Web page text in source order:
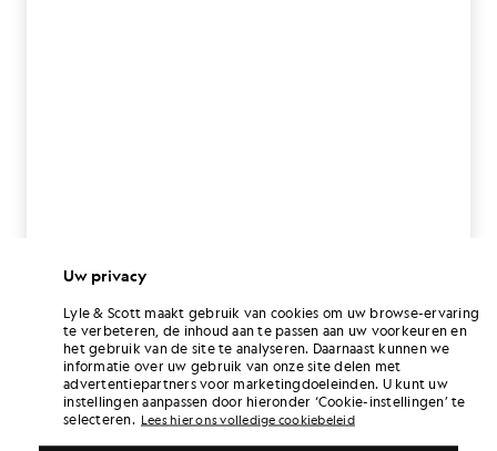
Uw privacy
Lyle & Scott maakt gebruik van cookies om uw browse-ervaring
te verbeteren, de inhoud aan te passen aan uw voorkeuren en
het gebruik van de site te analyseren. Daarnaast kunnen we
informatie over uw gebruik van onze site delen met
advertentiepartners voor marketingdoeleinden. U kunt uw
instellingen aanpassen door hieronder ‘Cookie-instellingen’ te
selecteren. Lees hier ons volledige cookiebeleid